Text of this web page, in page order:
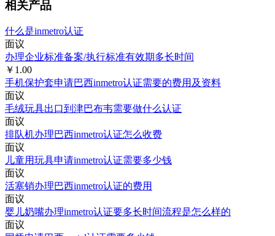
相关产品
什么是inmetro认证
面议
办理企业标准备案/执行标准有效期多长时间
￥1.00
手机保护套申请巴西inmetro认证需要的费用及资料
面议
毛绒玩具出口到津巴布韦需要做什么认证
面议
排队机办理巴西inmetro认证怎么收费
面议
儿童用玩具申请inmetro认证需要多少钱
面议
活塞销办理巴西inmetro认证的费用
面议
婴儿奶嘴办理inmetro认证要多长时间流程是怎么样的
面议